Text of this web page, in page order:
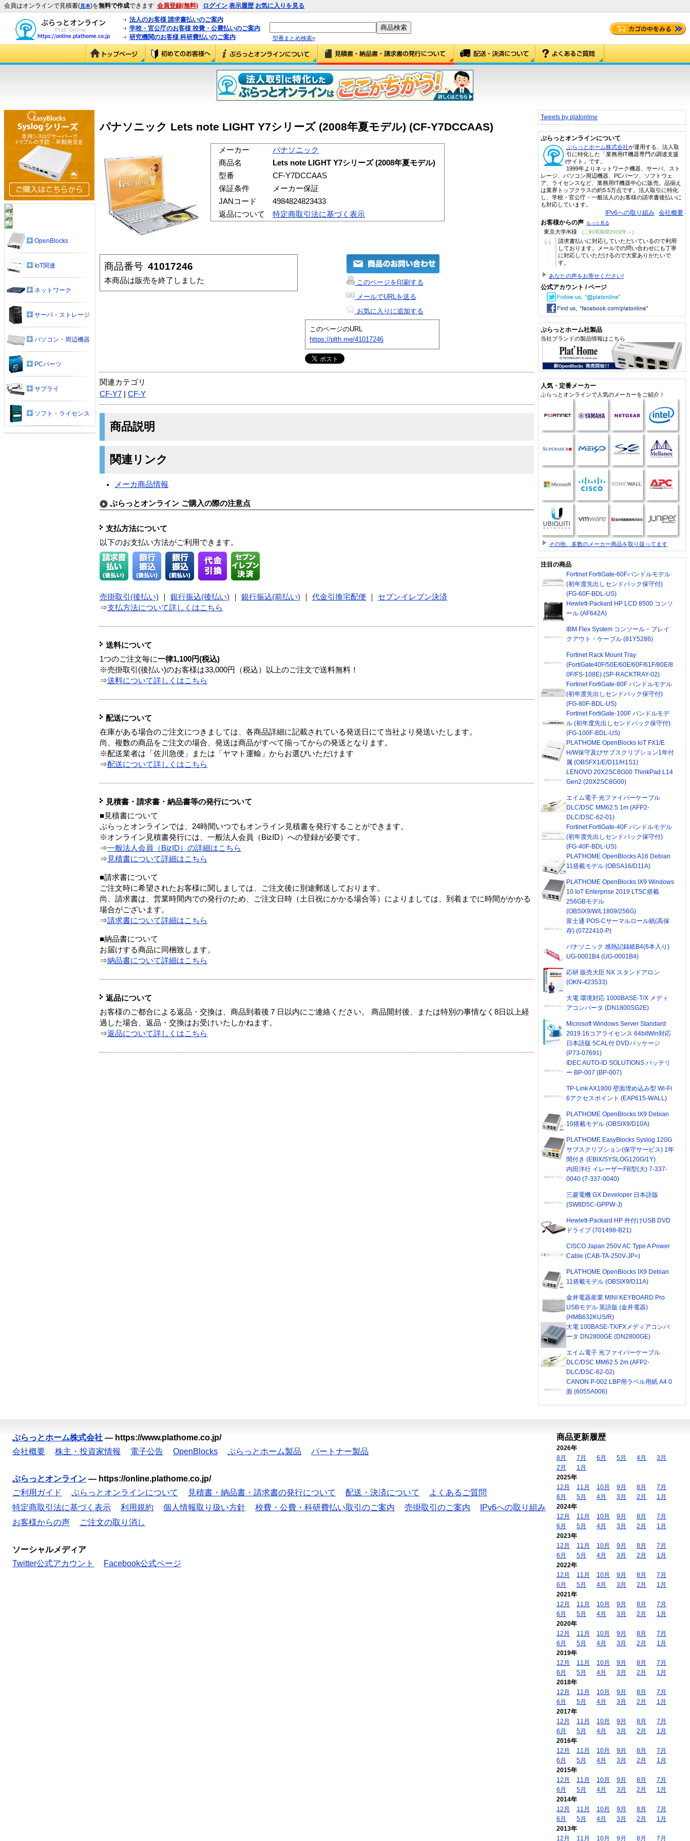
会員はオンラインで見積書(見本)を無料で作成できます 会員登録(無料) ログイン 表示履歴 お気に入りを見る
法人のお客様 請求書払いのご案内
学校・官公庁のお客様 校費・公費払いのご案内
研究機関のお客様 科研費払いのご案内
型番まとめ検索»
パナソニック Lets note LIGHT Y7シリーズ (2008年夏モデル) (CF-Y7DCCAAS)
メーカー
パナソニック
商品名
Lets note LIGHT Y7シリーズ (2008年夏モデル)
型番
CF-Y7DCCAAS
保証条件
メーカー保証
JANコード
4984824823433
返品について
特定商取引法に基づく表示
商品番号 41017246
本商品は販売を終了しました
このページを印刷する
メールでURLを送る
お気に入りに追加する
このページのURL
https://plth.me/41017246
関連カテゴリ
CF-Y7
CF-Y
商品説明
関連リンク
メーカ商品情報
ぷらっとオンライン ご購入の際の注意点
支払方法について
以下のお支払い方法がご利用できます。
売掛取引(後払い) 銀行振込(後払い) 銀行振込(前払い) 代金引換宅配便
セブンイレブン決済
⇒支払方法について詳しくはこちら
送料について
1つのご注文毎に一律1,100円(税込)
※売掛取引(後払い)のお客様は33,000円（税込）以上のご注文で送料無料！
⇒送料について詳しくはこちら
配送について
在庫がある場合のご注文につきましては、各商品詳細に記載されている発送日にて当社より発送いたします。
尚、複数の商品をご注文の場合、発送は商品がすべて揃ってからの発送となります。
※配送業者は「佐川急便」または「ヤマト運輸」からお選びいただけます
⇒配送について詳しくはこちら
見積書・請求書・納品書等の発行について
■見積書について
ぷらっとオンラインでは、24時間いつでもオンライン見積書を発行することができます。
※オンライン見積書発行には、一般法人会員（BizID）への登録が必要です。
⇒一般法人会員（BizID）の詳細はこちら
⇒ 見積書について詳細はこちら
■請求書について
ご注文時に希望されたお客様に関しましては、ご注文後に別途郵送しております。
尚、請求書は、営業時間内での発行のため、ご注文日時（土日祝にかかる場合等）によりましては、到着までに時間がかかる
場合がございます。
⇒請求書について詳細はこちら
■納品書について
お届けする商品に同梱致します。
⇒納品書について詳細はこちら
返品について
お客様のご都合による返品・交換は、商品到着後７日以内にご連絡ください。 商品開封後、または特別の事情なく8日以上経
過した場合、返品・交換はお受けいたしかねます。
⇒返品について詳しくはこちら
OpenBlocks
IoT関連
ネットワーク
サーバ・ストレージ
パソコン・周辺機器
PCパーツ
サプライ
ソフト・ライセンス
Tweets by platonline
ぷらっとオンラインについて
ぷらっとホーム株式会社が運用する、法人取
引に特化した「業務用IT機器専門の調達支援
サイト」です。
1999年よりネットワーク機器、サーバ、スト
レージ、パソコン周辺機器、PCパーツ、ソフトウェ
ア、ライセンスなど、業務用IT機器中心に販売。品揃え
は業界トップクラスの約5.5万点です。法人取引に特化
し、学校・官公庁・一般法人のお客様の請求書後払いに
も対応しています。
IPv6への取り組み 会社概要
お客様からの声 もっと見る
東京大学/K様 (ご利用期間2009年～)
“
請求書払いに対応していただいているので利用
しております。メールでの問い合わせにも丁寧
に対応していただけるので大変ありがたいで
す。
あなたの声をお寄せください!
公式アカウント / ページ
ぷらっとホーム社製品
当社ブランドの製品情報はこちら
人気・定番メーカー
ぷらっとオンラインで人気のメーカーをご紹介！
その他、多数のメーカー商品を取り扱ってます
注目の商品
Fortinet FortiGate-60Fバンドルモデル
(初年度先出しセンドバック保守付)
(FG-60F-BDL-US)
Hewlett-Packard HP LCD 8500 コンソ
ール (AF642A)
IBM Flex System コンソール・ブレイ
クアウト・ケーブル (81Y5286)
Fortinet Rack Mount Tray
(FortiGate40F/50E/60E/60F/61F/80E/8
0F/FS-108E) (SP-RACKTRAY-02)
Fortinet FortiGate-80F バンドルモデル
(初年度先出しセンドバック保守付)
(FG-80F-BDL-US)
Fortinet FortiGate-100F バンドルモデ
ル (初年度先出しセンドバック保守付)
(FG-100F-BDL-US)
PLAT'HOME OpenBlocks IoT FX1/E
H/W保守及びサブスクリプション1年付
属 (OBSFX1/E/D11/H1S1)
LENOVO 20X2SC8G00 ThinkPad L14
Gen2 (20X2SC8G00)
エイム電子 光ファイバーケーブル
DLC/DSC MM62.5 1m (AFP2-
DLC/DSC-62-01)
Fortinet FortiGate-40F バンドルモデル
(初年度先出しセンドバック保守付)
(FG-40F-BDL-US)
PLAT'HOME OpenBlocks A16 Debian
11搭載モデル (OBSA16/D11A)
PLAT'HOME OpenBlocks IX9 Windows
10 IoT Enterprise 2019 LTSC搭載
256GBモデル
(OBSIX9/W/L1809/256G)
富士通 POS-Cサーマルロール紙(高保
存) (0722410-P)
パナソニック 感熱記録紙B4(6本入り)
UG-0001B4 (UG-0001B4)
応研 販売大臣 NX スタンドアロン
(OKN-423533)
大電 環境対応 1000BASE-T/X メディ
アコンバータ (DN1800SG2E)
Microsoft Windows Server Standard
2019 16コアライセンス 64bitWin対応
日本語版 5CAL付 DVDパッケージ
(P73-07691)
IDEC AUTO-ID SOLUTIONS バッテリ
ー BP-007 (BP-007)
TP-Link AX1800 壁面埋め込み型 Wi-Fi
6アクセスポイント (EAP615-WALL)
PLAT'HOME OpenBlocks IX9 Debian
10搭載モデル (OBSIX9/D10A)
PLAT'HOME EasyBlocks Syslog 120G
サブスクリプション(保守サービス) 1年
間付き (EBIX/SYSLOG120G/1Y)
内田洋行 イレーザーFB型(大) 7-337-
0040 (7-337-0040)
三菱電機 GX Developer 日本語版
(SW8D5C-GPPW-J)
Hewlett-Packard HP 外付けUSB DVD
ドライブ (701498-B21)
CISCO Japan 250V AC Type A Power
Cable (CAB-TA-250V-JP=)
PLAT'HOME OpenBlocks IX9 Debian
11搭載モデル (OBSIX9/D11A)
金井電器産業 MINI KEYBOARD Pro
USBモデル 英語版 (金井電器)
(HMB632KUS/R)
大電 100BASE-TX/FXメディアコンバ
ータ DN2800GE (DN2800GE)
エイム電子 光ファイバーケーブル
DLC/DSC MM62.5 2m (AFP2-
DLC/DSC-62-02)
CANON P-002 LBP用ラベル用紙 A4 0
面 (6055A006)
ぷらっとホーム株式会社 — https://www.plathome.co.jp/
会社概要
株主・投資家情報 電子公告 OpenBlocks ぷらっとホーム製品 パートナー製品
ぷらっとオンライン — https://online.plathome.co.jp/
ご利用ガイド
ぷらっとオンラインについて 見積書・納品書・請求書の発行について 配送・決済について
よくあるご質問
特定商取引法に基づく表示
利用規約 個人情報取り扱い方針 校費・公費・科研費払い取引のご案内 売掛取引のご案内
IPv6への取り組み
お客様からの声
ご注文の取り消し
ソーシャルメディア
Twitter公式アカウント
Facebook公式ページ
商品更新履歴
2026年
8月
7月 6月 5月 4月
3月
2月
1月
2025年
12月
11月 10月 9月 8月
7月
6月
5月 4月 3月 2月
1月
2024年
12月
11月 10月 9月 8月
7月
6月
5月 4月 3月 2月
1月
2023年
12月
11月 10月 9月 8月
7月
6月
5月 4月 3月 2月
1月
2022年
12月
11月 10月 9月 8月
7月
6月
5月 4月 3月 2月
1月
2021年
12月
11月 10月 9月 8月
7月
6月
5月 4月 3月 2月
1月
2020年
12月
11月 10月 9月 8月
7月
6月
5月 4月 3月 2月
1月
2019年
12月
11月 10月 9月 8月
7月
6月
5月 4月 3月 2月
1月
2018年
12月
11月 10月 9月 8月
7月
6月
5月 4月 3月 2月
1月
2017年
12月
11月 10月 9月 8月
7月
6月
5月 4月 3月 2月
1月
2016年
12月
11月 10月 9月 8月
7月
6月
5月 4月 3月 2月
1月
2015年
12月
11月 10月 9月 8月
7月
6月
5月 4月 3月 2月
1月
2014年
12月
11月 10月 9月 8月
7月
6月
5月 4月 3月 2月
1月
2013年
12月
11月 10月 9月 8月 7月